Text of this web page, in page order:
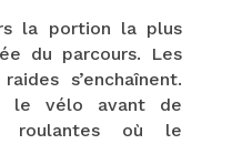
la portion la plus
du parcours. Les
s’enchaînent.
le vélo avant de
roulantes où le